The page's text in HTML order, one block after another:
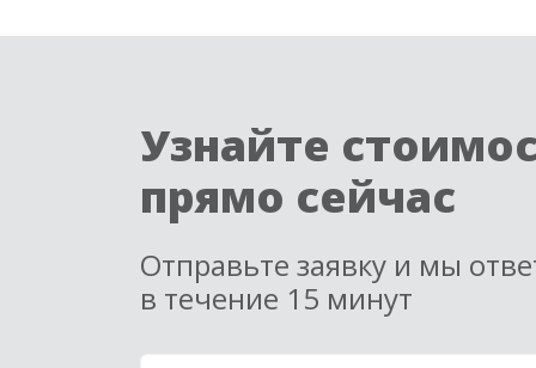
Узнайте
прямо сейчас
Отправьте заявку и мы
в течение 15 минут